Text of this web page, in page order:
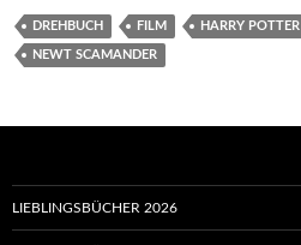
DREHBUCH FILM HARRY POTTER
NEWT SCAMANDER
LIEBLINGSBÜCHER 2026